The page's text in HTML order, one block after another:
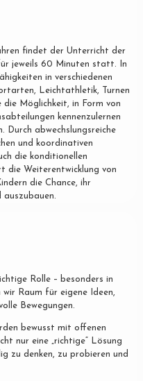
findet der Unterricht der
jeweils 60 Minuten statt. In
in verschiedenen
Leichtathletik, Turnen
Möglichkeit, in Form von
kennenzulernen
Durch abwechslungsreiche
und koordinativen
die konditionellen
die Weiterentwicklung von
die Chance, ihr
Rolle – besonders in
Raum für eigene Ideen,
Bewegungen.
bewusst mit offenen
nur eine „richtige“ Lösung
zu denken, zu probieren und